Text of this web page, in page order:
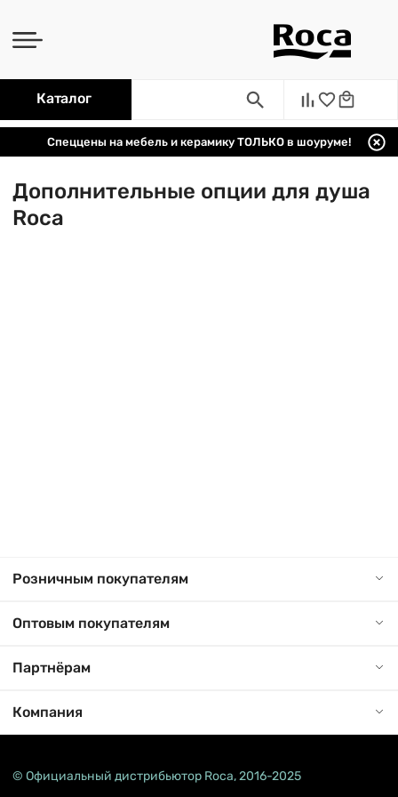
Каталог
Спеццены на мебель и керамику ТОЛЬКО в шоуруме!
Дополнительные опции для душа
Roca
Розничным покупателям
Оптовым покупателям
Партнёрам
Компания
© Официальный дистрибьютор Roca, 2016-2025